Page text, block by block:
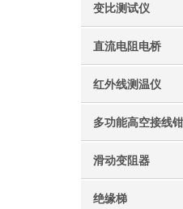
变比测试仪
直流电阻电桥
红外线测温仪
多功能高空接线钳
滑动变阻器
绝缘梯